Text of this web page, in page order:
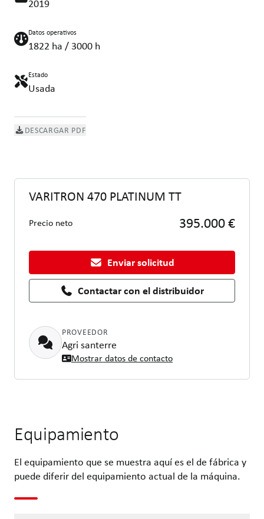
2019
Datos operativos
1822 ha / 3000 h
Estado
Usada
DESCARGAR PDF
VARITRON 470 PLATINUM TT
Precio neto 395.000 €
Enviar solicitud
Contactar con el distribuidor
PROVEEDOR
Agri santerre
Mostrar datos de contacto
Equipamiento
El equipamiento que se muestra aquí es el de fábrica y
puede diferir del equipamiento actual de la máquina.